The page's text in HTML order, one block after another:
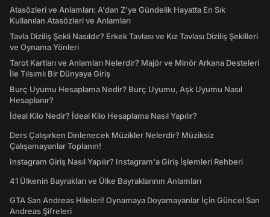
Atasözleri ve Anlamları: A'dan Z'ye Gündelik Hayatta En Sık
Kullanılan Atasözleri ve Anlamları
Tavla Diziliş Şekli Nasıldır? Erkek Tavlası ve Kız Tavlası Diziliş Şekilleri
ve Oynama Yönleri
Tarot Kartları ve Anlamları Nelerdir? Majör ve Minör Arkana Desteleri
İle Tılsımlı Bir Dünyaya Giriş
Burç Uyumu Hesaplama Nedir? Burç Uyumu, Aşk Uyumu Nasıl
Hesaplanır?
İdeal Kilo Nedir? İdeal Kilo Hesaplama Nasıl Yapılır?
Ders Çalışırken Dinlenecek Müzikler Nelerdir? Müziksiz
Çalışamayanlar Toplanın!
Instagram Giriş Nasıl Yapılır? Instagram'a Giriş İşlemleri Rehberi
41 Ülkenin Bayrakları ve Ülke Bayraklarının Anlamları
GTA San Andreas Hileleri! Oynamaya Doyamayanlar İçin Güncel San
Andreas Şifreleri